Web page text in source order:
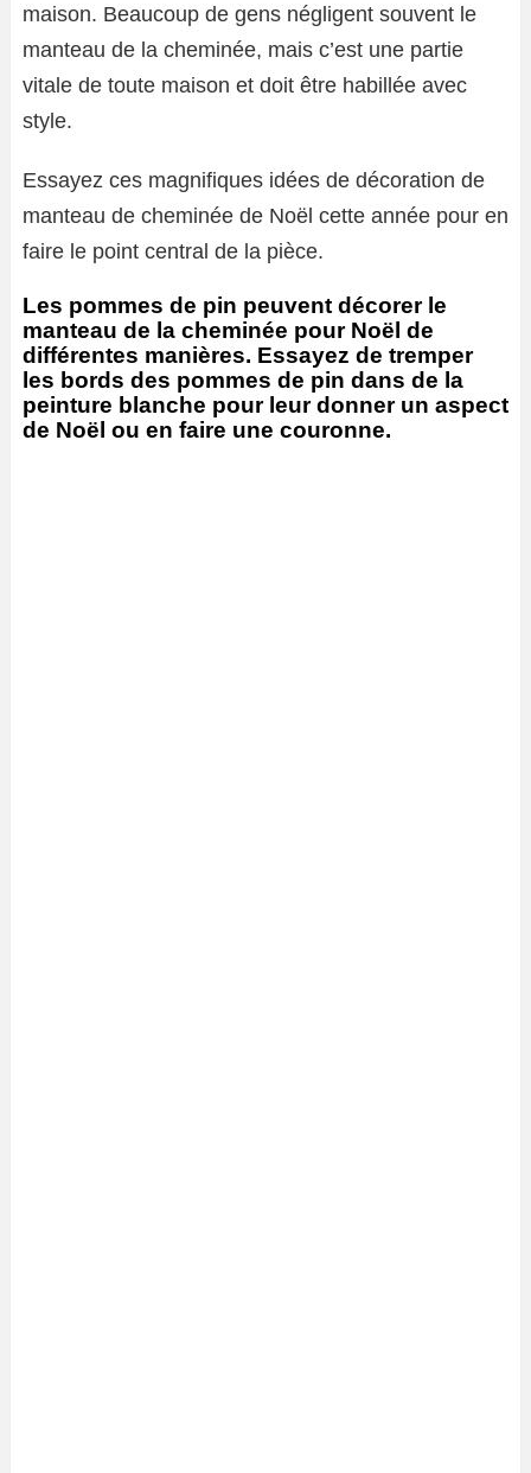
maison. Beaucoup de gens négligent souvent le
manteau de la cheminée, mais c’est une partie
vitale de toute maison et doit être habillée avec
style.
Essayez ces magnifiques idées de décoration de
manteau de cheminée de Noël cette année pour en
faire le point central de la pièce.
Les pommes de pin peuvent décorer le
manteau de la cheminée pour Noël de
différentes manières. Essayez de tremper
les bords des pommes de pin dans de la
peinture blanche pour leur donner un aspect
de Noël ou en faire une couronne.